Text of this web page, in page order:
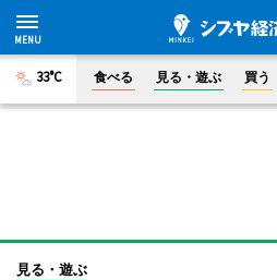
33°C 食べる 見る・遊ぶ 買う
見る・遊ぶ